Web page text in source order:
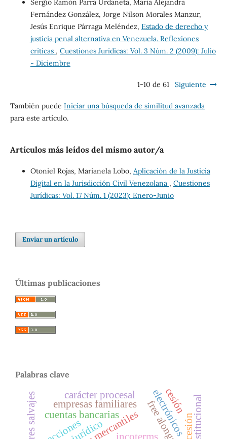
Sergio Ramón Parra Urdaneta, María Alejandra
Fernández González, Jorge Nilson Morales Manzur,
Jesús Enrique Párraga Meléndez, Estado de derecho y
justicia penal alternativa en Venezuela. Reflexiones
críticas , Cuestiones Jurídicas: Vol. 3 Núm. 2 (2009): Julio
- Diciembre
1-10 de 61 Siguiente
También puede Iniciar una búsqueda de similitud avanzada
para este artículo.
Artículos más leídos del mismo autor/a
Otoniel Rojas, Marianela Lobo, Aplicación de la Justicia
Digital en la Jurisdicción Civil Venezolana , Cuestiones
Jurídicas: Vol. 17 Núm. 1 (2023): Enero-Junio
Enviar un artículo
Últimas publicaciones
Palabras clave
cuentas bancarias
incotermselectrónicos
empresas familiares
carácter procesal l
sucesión
cesión
acciones